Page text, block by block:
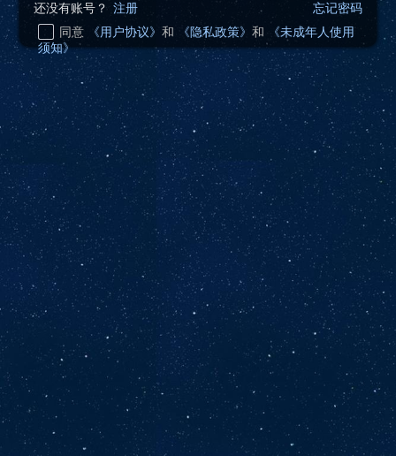
还没有账号？ 注册
忘记密码
同意
《用户协议》 和 《隐私政策》 和
《未成年人使用
须知》